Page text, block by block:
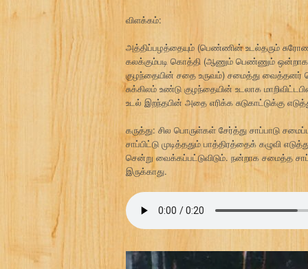
விளக்கம்:
அத்திப்பழத்தையும் (பெண்ணின் உடல்தரும்
கலக்கும்படி கொத்தி (ஆணும் பெண்ணும் ஒன்றாக
குழந்தையின் சதை உருவம்) சமைத்து வைத்தனர்
சுக்கிலம் உண்டு குழந்தையின் உடலாக
உடல் இறந்தபின் அதை எரிக்க சுடுகாட்டுக்கு
கருத்து: சில பொருள்கள் சேர்த்து சாப்பாடு
சாப்பிட்டு முடித்ததும் பாத்திரத்தைக் கழுவி
சென்று வைக்கப்பட்டுவிடும். நன்றாக சமைத்த
இருக்காது.